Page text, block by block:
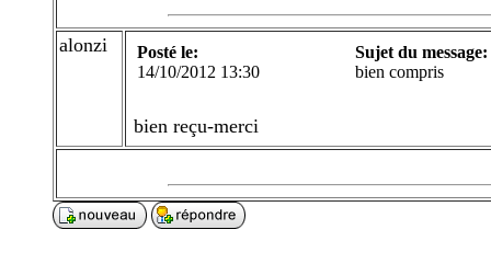
alonzi
Posté le:
14/10/2012 13:30
Sujet du message:
bien compris
bien reçu-merci